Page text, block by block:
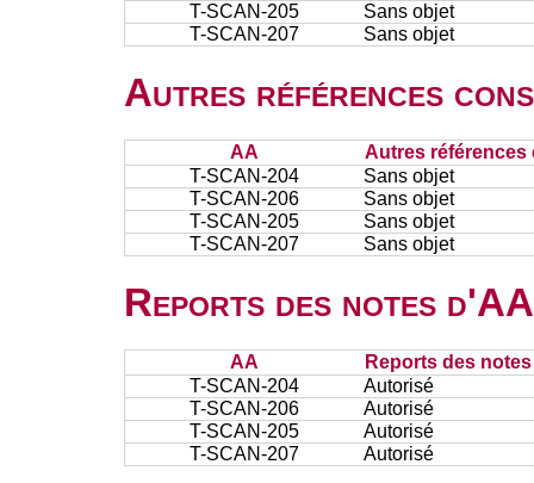
T-SCAN-205
Sans objet
T-SCAN-207
Sans objet
Autres références
AA
Autres références
T-SCAN-204
Sans objet
T-SCAN-206
Sans objet
T-SCAN-205
Sans objet
T-SCAN-207
Sans objet
Reports des notes
AA
Reports des
T-SCAN-204
Autorisé
T-SCAN-206
Autorisé
T-SCAN-205
Autorisé
T-SCAN-207
Autorisé